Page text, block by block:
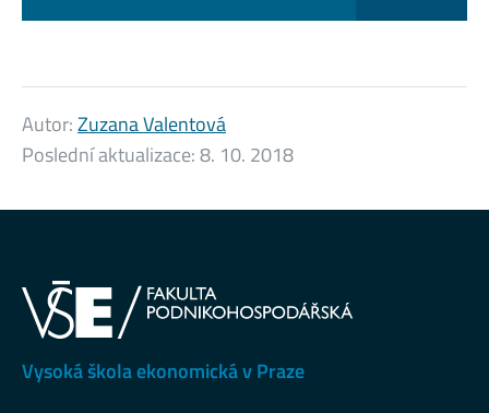
Autor:Zuzana Valentová
Poslední aktualizace:8. 10. 2018
Vysoká škola ekonomická v Praze